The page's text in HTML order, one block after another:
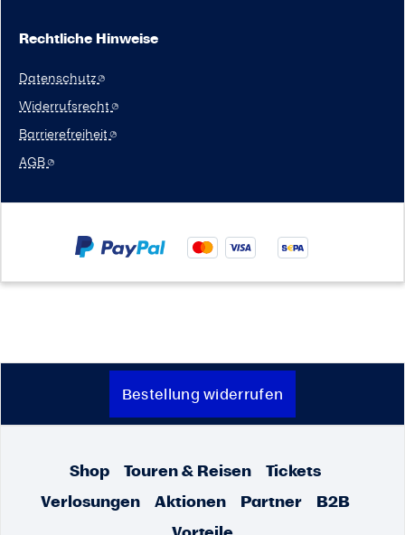
Rechtliche Hinweise
Datenschutz
Widerrufsrecht
Barrierefreiheit
AGB
Bestellung widerrufen
Shop Touren & Reisen
Tickets
Verlosungen
Aktionen Partner
B2B